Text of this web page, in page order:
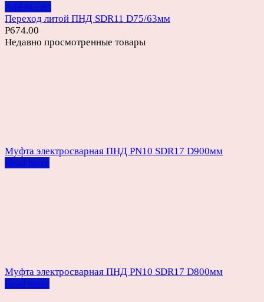
Add to cart
Переход литой ПНД SDR11 D75/63мм
Р674.00
Недавно просмотренные товары
Муфта электросварная ПНД PN10 SDR17 D900мм
Read more
Муфта электросварная ПНД PN10 SDR17 D800мм
Read more